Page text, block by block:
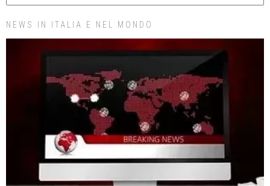
NEWS IN ITALIA E NEL MONDO